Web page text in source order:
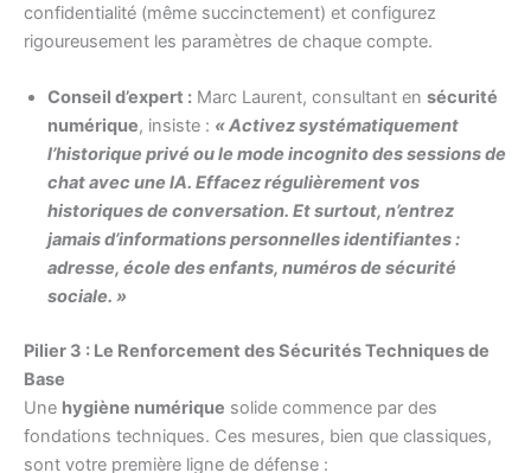
confidentialité (même succinctement) et configurez
rigoureusement les paramètres de chaque compte.
Conseil d’expert : Marc Laurent, consultant en sécurité
numérique, insiste : « Activez systématiquement
l’historique privé ou le mode incognito des sessions de
chat avec une IA. Effacez régulièrement vos
historiques de conversation. Et surtout, n’entrez
jamais d’informations personnelles identifiantes :
adresse, école des enfants, numéros de sécurité
sociale. »
Pilier 3 : Le Renforcement des Sécurités Techniques de
Base
Une hygiène numérique solide commence par des
fondations techniques. Ces mesures, bien que classiques,
sont votre première ligne de défense :